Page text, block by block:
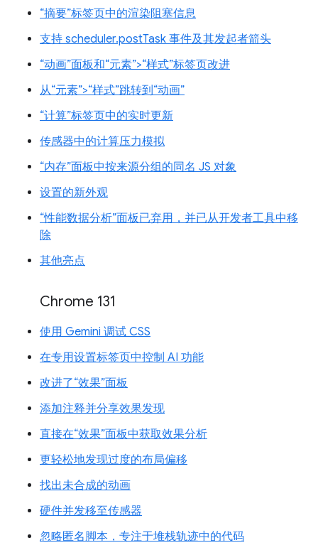
“摘要”标签页中的渲染阻塞信息
支持 scheduler.postTask 事件及其发起者箭头
“动画”面板和“元素”>“样式”标签页改进
从“元素”>“样式”跳转到“动画”
“计算”标签页中的实时更新
传感器中的计算压力模拟
“内存”面板中按来源分组的同名 JS 对象
设置的新外观
“性能数据分析”面板已弃用，并已从开发者工具中移
除
其他亮点
Chrome 131
使用 Gemini 调试 CSS
在专用设置标签页中控制 AI 功能
改进了“效果”面板
添加注释并分享效果发现
直接在“效果”面板中获取效果分析
更轻松地发现过度的布局偏移
找出未合成的动画
硬件并发移至传感器
忽略匿名脚本，专注于堆栈轨迹中的代码